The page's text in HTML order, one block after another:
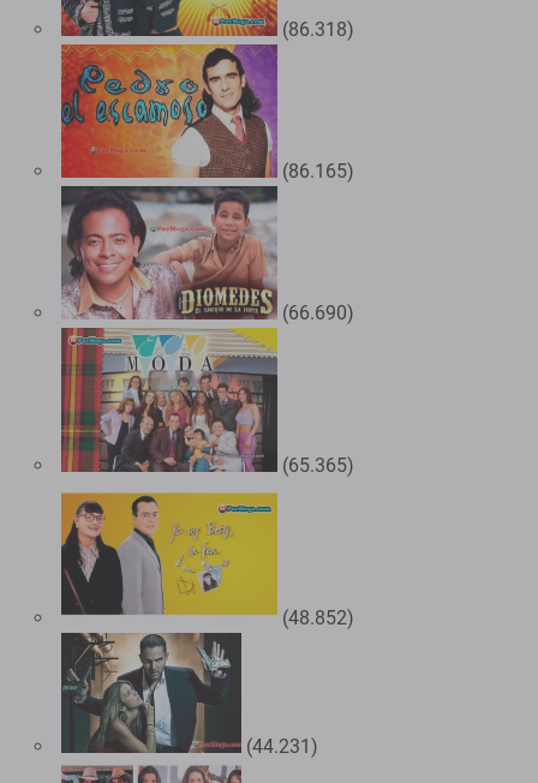
(86.318)
(86.165)
(66.690)
(65.365)
(48.852)
(44.231)